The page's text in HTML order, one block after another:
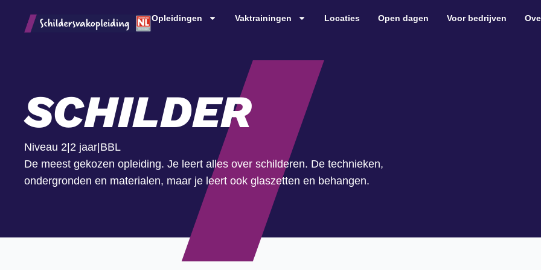
Opleidingen Vaktrainingen Locaties Open dagen Voor bedrijven
SCHILDER
Niveau 2 2 jaar BBL
De meest gekozen opleiding. Je leert alles over schilderen. De technieken,
ondergronden en materialen, maar je leert ook glaszetten en behangen.